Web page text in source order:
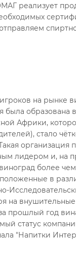
реализует
на
была
Африки,
стало
организация
лидером и, на
более
в
на
прошлый год
статус
"Напитки